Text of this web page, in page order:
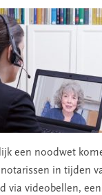
een noodwet
in tijden
via videobellen,